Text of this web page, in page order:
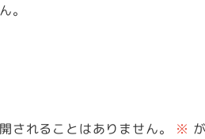
。
されることはありません。 ※